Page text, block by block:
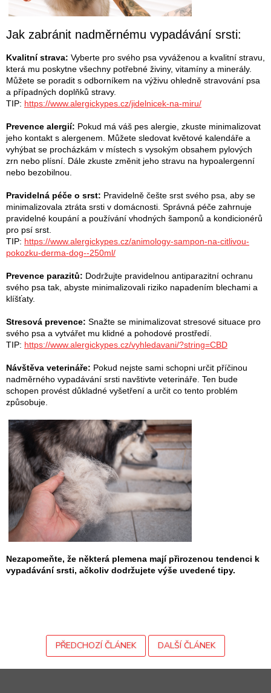
Jak zabránit nadměrnému vypadávání srsti:
Kvalitní strava: Vyberte pro svého psa vyváženou a kvalitní stravu,
která mu poskytne všechny potřebné živiny, vitamíny a minerály.
Můžete se poradit s odborníkem na výživu ohledně stravování psa
a případných doplňků stravy.
TIP: https://www.alergickypes.cz/jidelnicek-na-miru/
Prevence alergií: Pokud má váš pes alergie, zkuste minimalizovat
jeho kontakt s alergenem. Můžete sledovat květové kalendáře a
vyhýbat se procházkám v místech s vysokým obsahem pylových
zrn nebo plísní. Dále zkuste změnit jeho stravu na hypoalergenní
nebo bezobilnou.
Pravidelná péče o srst: Pravidelně češte srst svého psa, aby se
minimalizovala ztráta srsti v domácnosti. Správná péče zahrnuje
pravidelné koupání a používání vhodných šamponů a kondicionérů
pro psí srst.
TIP: https://www.alergickypes.cz/animology-sampon-na-citlivou-
pokozku-derma-dog--250ml/
Prevence parazitů: Dodržujte pravidelnou antiparazitní ochranu
svého psa tak, abyste minimalizovali riziko napadením blechami a
klíšťaty.
Stresová prevence: Snažte se minimalizovat stresové situace pro
svého psa a vytvářet mu klidné a pohodové prostředí.
TIP: https://www.alergickypes.cz/vyhledavani/?string=CBD
Návštěva veterináře: Pokud nejste sami schopni určit příčinou
nadměrného vypadávání srsti navštivte veterináře. Ten bude
schopen provést důkladné vyšetření a určit co tento problém
způsobuje.
Nezapomeňte, že některá plemena mají přirozenou tendenci k
vypadávání srsti, ačkoliv dodržujete výše uvedené tipy.
PŘEDCHOZÍ ČLÁNEK DALŠÍ ČLÁNEK
Z